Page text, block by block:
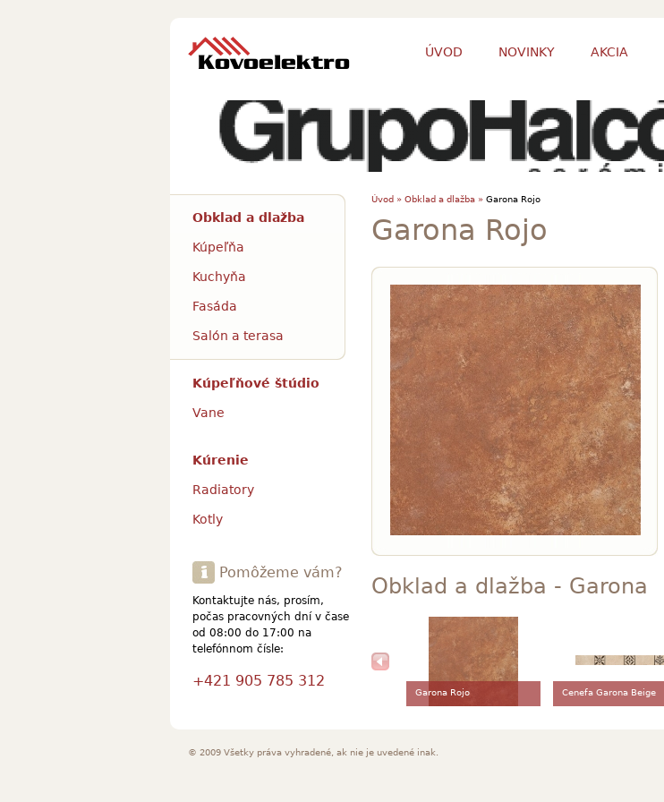
ÚVOD NOVINKY AKCIA
Úvod » Obklad a dlažba »Garona Rojo
Garona Rojo
Obklad a dlažba - Garona
Garona Rojo Cenefa Garona Beige
Obklad a dlažba
Kúpeľňa
Kuchyňa
Fasáda
Salón a terasa
Kúpeľňové štúdio
Vane
Kúrenie
Radiatory
Kotly
Pomôžeme vám?
Kontaktujte nás, prosím,
počas pracovných dní v čase
od 08:00 do 17:00 na
telefónnom čísle:
+421 905 785 312
© 2009 Všetky práva vyhradené, ak nie je uvedené inak.